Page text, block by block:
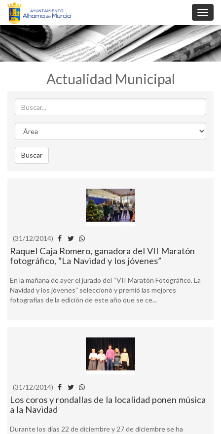
Actualidad Municipal
Buscar
Area
Buscar
(31/12/2014)
Raquel Caja Romero, ganadora del VII Maratón
fotográfico, “La Navidad y los jóvenes”
En la mañana de ayer el jurado del “VII Maratón Fotográfico. La
Navidad y los jóvenes” seleccionó y premió las mejores
fotografías de la edición de este año que se ce...
(31/12/2014)
Los coros y rondallas de la localidad ponen música
a la Navidad
Durante los días 22 de diciembre y 27 de diciembre se ha